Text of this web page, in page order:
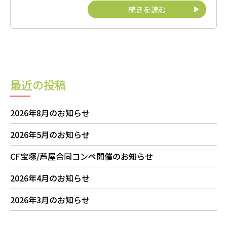
続きを読む
最近の投稿
2026年8月のお知らせ
2026年5月のお知らせ
CF宝塚/芦屋合同コンペ開催のお知らせ
2026年4月のお知らせ
2026年3月のお知らせ